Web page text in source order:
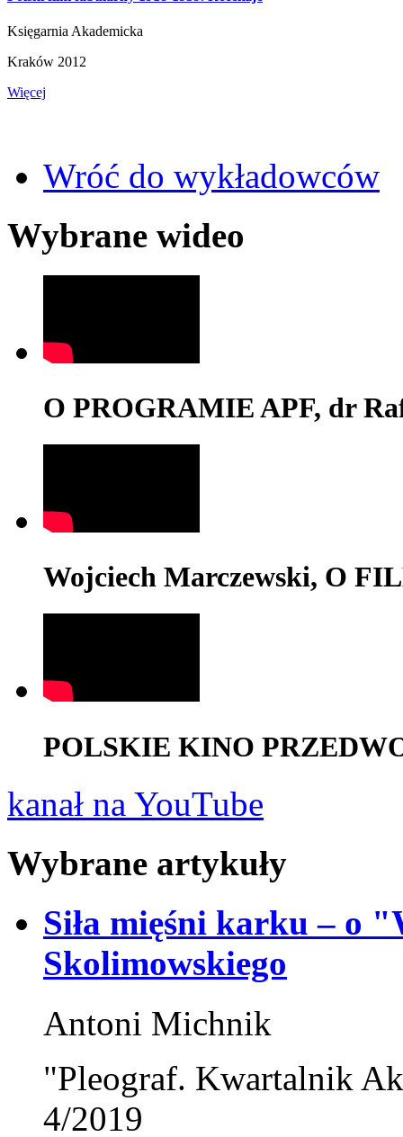
Księgarnia Akademicka
Kraków 2012
Więcej
Wróć do wykładowców
Wybrane wideo
O PROGRAMIE APF, dr
Wojciech Marczewski, O
POLSKIE KINO
kanał na YouTube
Wybrane artykuły
Siła mięśni karku – o
Skolimowskiego
Antoni Michnik
"Pleograf. Kwartalnik
4/2019